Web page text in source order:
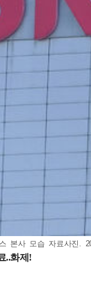
본사 모습 자료사진.